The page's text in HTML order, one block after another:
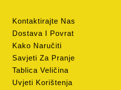
Kontaktirajte Nas
Dostava I Povrat
Kako Naručiti
Savjeti Za Pranje
Tablica Veličina
Uvjeti Korištenja